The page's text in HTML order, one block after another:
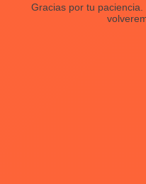
Gracias por tu